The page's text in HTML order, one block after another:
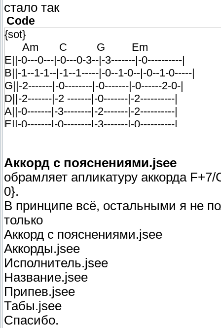
стало так
Code
{sot}
Am C G Em
E||-0---0---|-0---0-3--|-3-------|-0----------|
B||-1--1-1--|-1--1-----|-0--1-0--|-0--1-0-----|
G||-2-------|-0--------|-0-------|-0------2-0-|
D||-2-------|-2 -------|-0-------|-2----------|
A||-0-------|-3--------|-2-------|-2----------|
E||-0-------|-0--------|-3-------|-0----------|
Аккорд с пояснениями.jsee
обрамляет апликатуру аккорда
0}.
В принципе всё, остальными я не
только
Аккорд с пояснениями.jsee
Аккорды.jsee
Исполнитель.jsee
Название.jsee
Припев.jsee
Табы.jsee
Спасибо.